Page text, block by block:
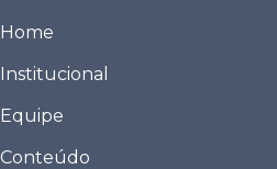
Home
Institucional
Equipe
Conteúdo